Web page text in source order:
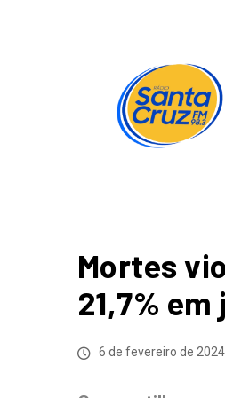
Mortes
21,7%
6 de fevereiro de 2024